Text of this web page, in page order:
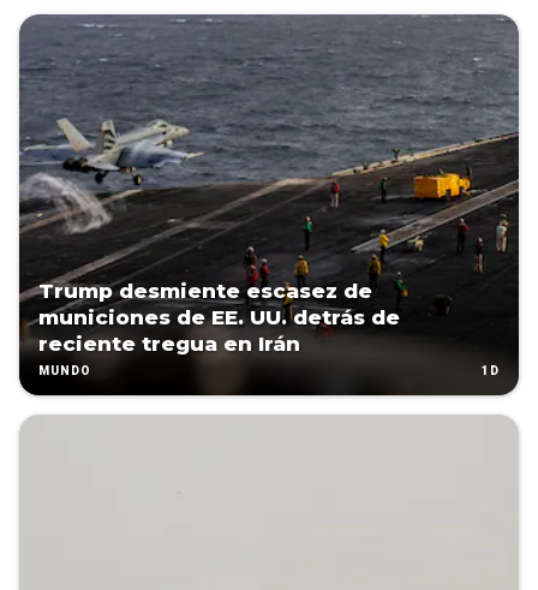
Trump desmiente escasez de
municiones de EE. UU. detrás de
reciente tregua en Irán
MUNDO 1D